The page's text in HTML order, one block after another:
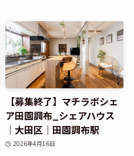
【募集終了】マチラボシェ
ア田園調布_シェアハウス
｜大田区｜田園調布駅
2026年4月16日